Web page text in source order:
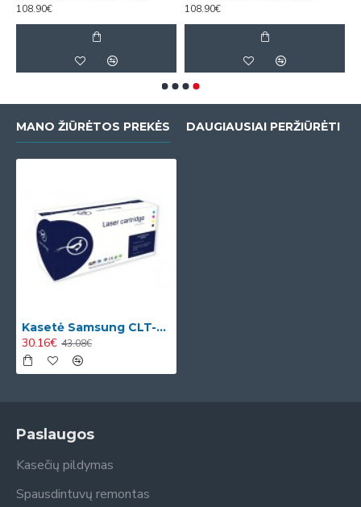
108.90€ 108.90€
MANO ŽIŪRĖTOS PREKĖS DAUGIAUSIAI PERŽIŪRĖTI
Kasetė Samsung CLT-M506L (SU305A)
30.16€ 43.08€
Paslaugos
Kasečių pildymas
Spausdintuvų remontas